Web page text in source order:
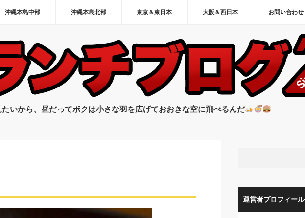
沖縄本島中部 沖縄本島北部 東京＆東日本 大阪＆西日本 お問い合わせ
たいから、昼だってボクは小さな羽を広げておおきな空に飛べるんだ
運営者プロフィール